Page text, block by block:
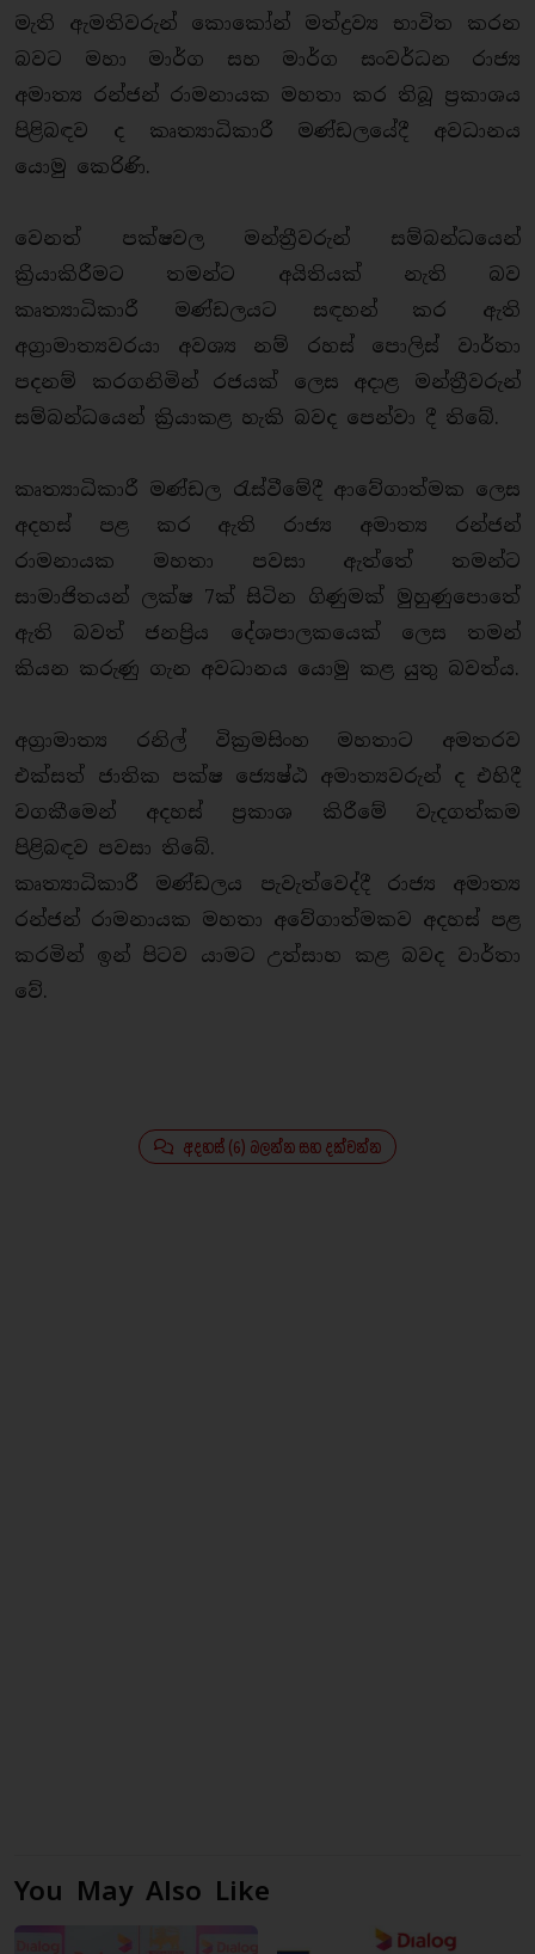
මැති ඇමතිවරුන් කොකෝන් මත්ද්‍රව්‍ය භාවිත කරන
බවට මහා මාර්ග සහ මාර්ග සංවර්ධන රාජ්‍ය
අමාත්‍ය රන්ජන් රාමනායක මහතා කර තිබූ ප්‍රකාශය
පිළිබඳව ද කෘත්‍යාධිකාරී මණ්ඩලයේදී අවධානය
යොමු කෙරිණි.
වෙනත් පක්ෂවල මන්ත්‍රීවරුන් සම්බන්ධයෙන්
ක්‍රියාකිරීමට තමන්ට අයිතියක් නැති බව
කෘත්‍යාධිකාරී මණ්ඩලයට සඳහන් කර ඇති
අග්‍රාමාත්‍යවරයා අවශ්‍ය නම් රහස් පොලිස් වාර්තා
පදනම් කරගනිමින් රජයක් ලෙස අදාළ මන්ත්‍රීවරුන්
සම්බන්ධයෙන් ක්‍රියාකළ හැකි බවද පෙන්වා දී තිබේ.
කෘත්‍යාධිකාරී මණ්ඩල රැස්වීමේදී ආවේගාත්මක ලෙස
අදහස් පළ කර ඇති රාජ්‍ය අමාත්‍ය රන්ජන්
රාමනායක මහතා පවසා ඇත්තේ තමන්ට
සාමාජිතයන් ලක්ෂ 7ක් සිටින ගිණුමක් මුහුණුපොතේ
ඇති බවත් ජනප්‍රිය දේශපාලකයෙක් ලෙස තමන්
කියන කරුණු ගැන අවධානය යොමු කළ යුතු බවත්ය.
අග්‍රාමාත්‍ය රනිල් වික්‍රමසිංහ මහතාට අමතරව
එක්සත් ජාතික පක්ෂ ජ්‍යෙෂ්ඨ අමාත්‍යවරුන් ද එහිදී
වගකීමෙන් අදහස් ප්‍රකාශ කිරීමේ වැදගත්කම
පිළිබඳව පවසා තිබේ.
කෘත්‍යාධිකාරී මණ්ඩලය පැවැත්වෙද්දී රාජ්‍ය අමාත්‍ය
රන්ජන් රාමනායක මහතා අවේගාත්මකව අදහස් පළ
කරමින් ඉන් පිටව යාමට උත්සාහ කළ බවද වාර්තා
වේ.
අදහස් (6) බලන්න සහ දක්වන්න
You May Also Like